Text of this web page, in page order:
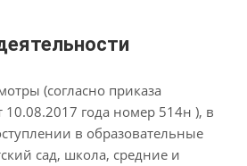
(согласно приказа
года номер 514н ), в
в образовательные
сад, школа, средние и